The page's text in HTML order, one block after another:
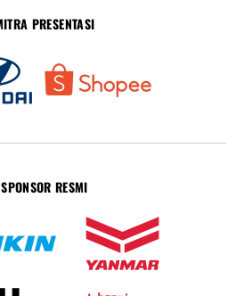
PRESENTASI
SPONSOR RESMI